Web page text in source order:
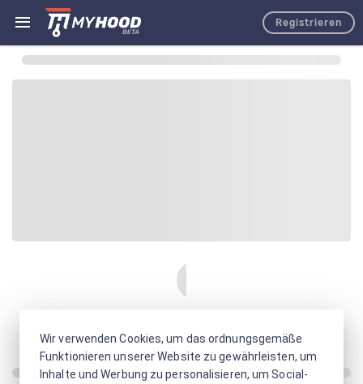
Registrieren
Wir verwenden Cookies, um das ordnungsgemäße
Funktionieren unserer Website zu gewährleisten, um
Inhalte und Werbung zu personalisieren, um Social-